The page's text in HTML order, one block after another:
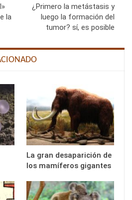
la
¿Primero la metástasis y
luego la formación del
tumor? sí, es posible
La gran desaparición de
los mamíferos gigantes